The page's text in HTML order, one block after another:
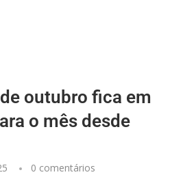
outubro fica em
o mês desde
0 comentários